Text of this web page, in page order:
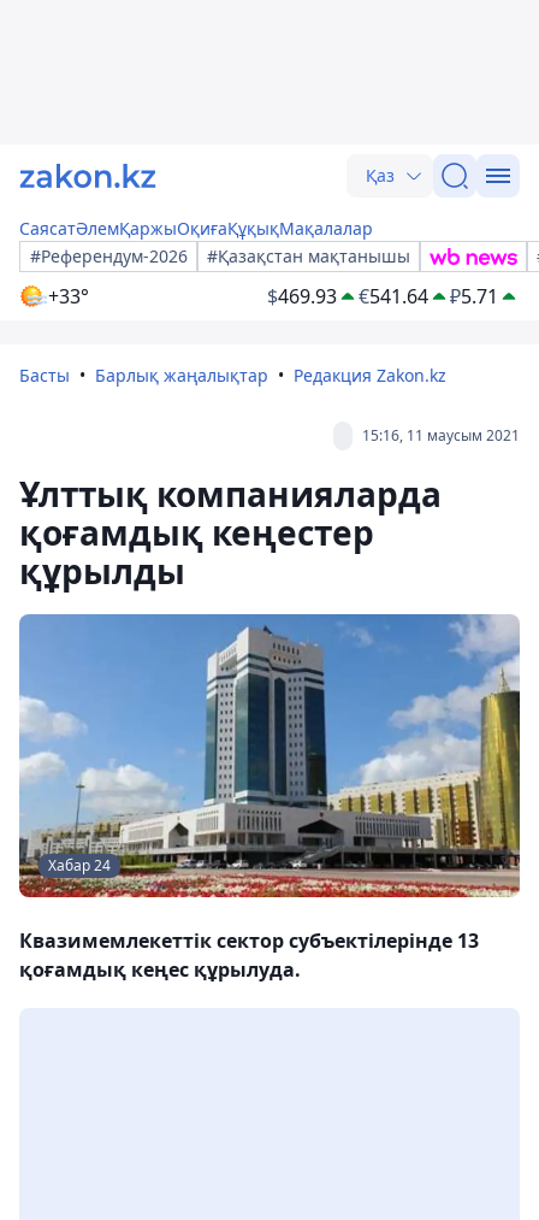
Қаз
СаясатӘлемҚаржыОқиғаҚұқықМақалалар
#Референдум-2026
#Қазақстан мақтанышы
+33° $469.93 €541.64 ₽5.71
Басты Барлық жаңалықтар Редакция Zakon.kz
15:16, 11 маусым 2021
Ұлттық компанияларда
қоғамдық кеңестер
құрылды
Хабар 24
Квазимемлекеттік сектор субъектілерінде 13
қоғамдық кеңес құрылуда.